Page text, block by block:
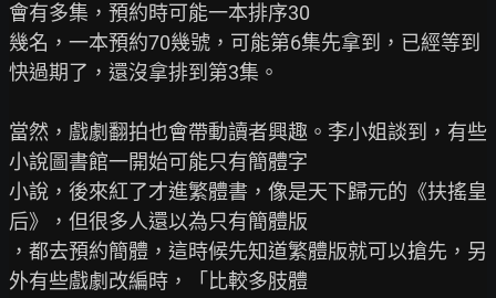
會有多集，預約時可能一本排序30
幾名，一本預約70幾號，可能第6集先拿到，已經等到
快過期了，還沒拿排到第3集。
當然，戲劇翻拍也會帶動讀者興趣。李小姐談到，有些
小說圖書館一開始可能只有簡體字
小說，後來紅了才進繁體書，像是天下歸元的《扶搖皇
后》，但很多人還以為只有簡體版
，都去預約簡體，這時候先知道繁體版就可以搶先，另
外有些戲劇改編時，「比較多肢體